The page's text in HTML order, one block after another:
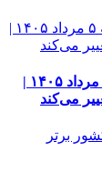
قیمت تتر، بیت‌کوین و اتریوم امروز دوشنبه ۵ مرداد ۱۴۰۵ |
می‌کند